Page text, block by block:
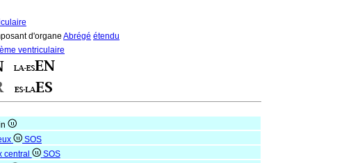
d'organe Abrégé étendu
ventriculaire
SOS
central
SOS